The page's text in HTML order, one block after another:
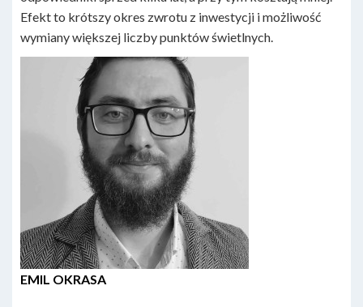
Efekt to krótszy okres zwrotu z inwestycji i możliwość
wymiany większej liczby punktów świetlnych.
EMIL OKRASA